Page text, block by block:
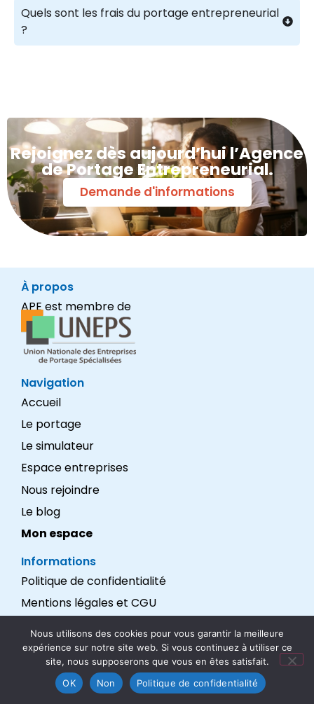
Quels sont les frais du portage entrepreneurial
?
Rejoignez dès aujourd’hui l’Agence
de Portage Entrepreneurial.
Demande d'informations
À propos
APE est membre de
Navigation
Accueil
Le portage
Le simulateur
Espace entreprises
Nous rejoindre
Le blog
Mon espace
Informations
Politique de confidentialité
Mentions légales et CGU
Nous suivre
Nous utilisons des cookies pour vous garantir la meilleure
expérience sur notre site web. Si vous continuez à utiliser ce
site, nous supposerons que vous en êtes satisfait.
OK
Non Politique de confidentialité